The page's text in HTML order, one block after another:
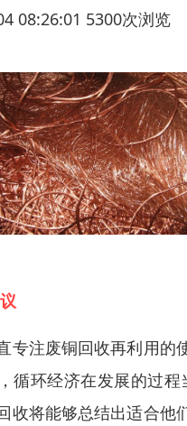
08:26:01 5300次浏览
专注废铜回收再利用的
循环经济在发展的过
收将能够总结出适合他